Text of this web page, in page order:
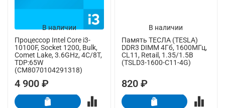
В наличии
Процессор Intel Core i3-
10100F, Socket 1200, Bulk,
Comet Lake, 3.6GHz, 4C/8T,
TDP:65W
(CM8070104291318)
4 900 ₽
В наличии
Память ТЕСЛА (TESLA)
DDR3 DIMM 4Гб, 1600МГц,
CL11, Retail, 1.35/1.5В
(TSLD3-1600-C11-4G)
820 ₽